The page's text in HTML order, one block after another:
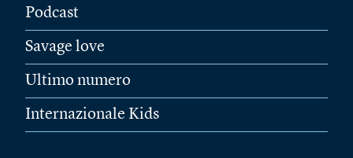
Podcast
Savage love
Ultimo numero
Internazionale Kids